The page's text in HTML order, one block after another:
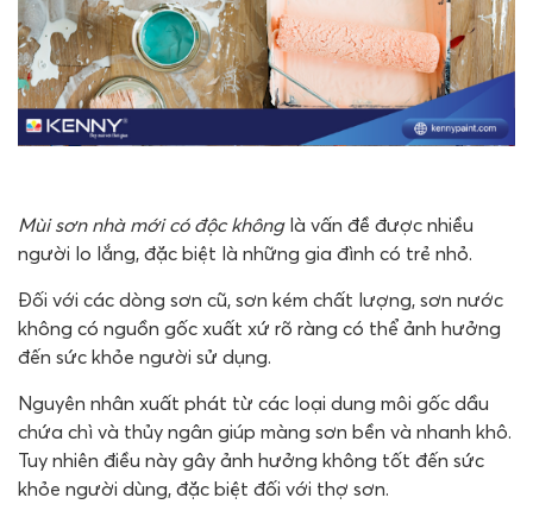
Mùi sơn nhà mới có độc khônglà vấn đề được nhiều
người lo lắng, đặc biệt là những gia đình có trẻ nhỏ.
Đối với các dòng sơn cũ, sơn kém chất lượng, sơn nước
không có nguồn gốc xuất xứ rõ ràng có thể ảnh hưởng
đến sức khỏe người sử dụng.
Nguyên nhân xuất phát từ các loại dung môi gốc dầu
chứa chì và thủy ngân giúp màng sơn bền và nhanh khô.
Tuy nhiên điều này gây ảnh hưởng không tốt đến sức
khỏe người dùng, đặc biệt đối với thợ sơn.